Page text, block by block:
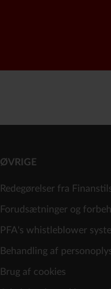
ØVRIGE
Redegørelser fra
Forudsætninger og
PFA's whistleblower
Behandling af
Brug af cookies